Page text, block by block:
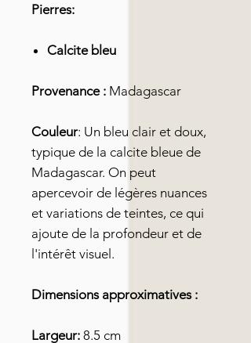
Pierres:
Calcite bleu
Provenance : Madagascar
Couleur: Un bleu clair et doux,
typique de la calcite bleue de
Madagascar. On peut
apercevoir de légères nuances
et variations de teintes, ce qui
ajoute de la profondeur et de
l'intérêt visuel.
Dimensions approximatives :
Largeur: 8.5 cm